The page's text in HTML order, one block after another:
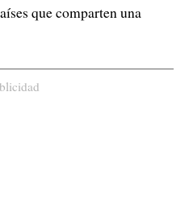
que comparten una